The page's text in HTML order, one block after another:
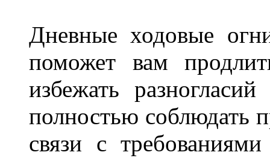
Дневные ходовые
поможет вам
избежать
полностью соблюдать
связи с